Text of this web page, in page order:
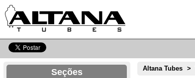
Seções Altana Tubes >